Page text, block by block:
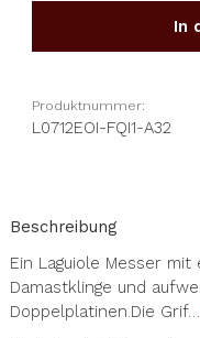
In
Produktnummer:
L0712EOI-FQI1-A32
Beschreibung
Ein Laguiole Messer
Damastklinge und
Doppelplatinen.Die Grif…